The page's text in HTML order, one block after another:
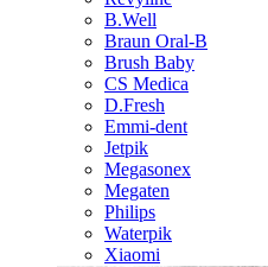
B.Well
Braun Oral-B
Brush Baby
CS Medica
D.Fresh
Emmi-dent
Jetpik
Megasonex
Megaten
Philips
Waterpik
Xiaomi